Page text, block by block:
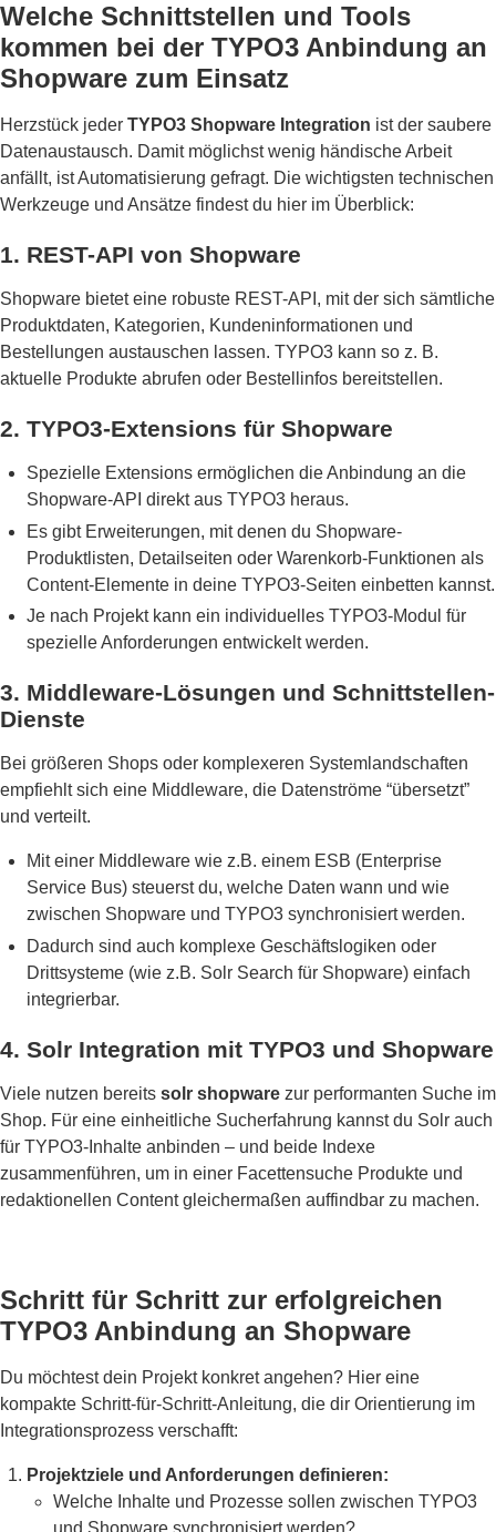
Welche Schnittstellen und Tools
kommen bei der TYPO3 Anbindung an
Shopware zum Einsatz
Herzstück jeder TYPO3 Shopware Integration ist der saubere
Datenaustausch. Damit möglichst wenig händische Arbeit
anfällt, ist Automatisierung gefragt. Die wichtigsten technischen
Werkzeuge und Ansätze findest du hier im Überblick:
1. REST-API von Shopware
Shopware bietet eine robuste REST-API, mit der sich sämtliche
Produktdaten, Kategorien, Kundeninformationen und
Bestellungen austauschen lassen. TYPO3 kann so z. B.
aktuelle Produkte abrufen oder Bestellinfos bereitstellen.
2. TYPO3-Extensions für Shopware
Spezielle Extensions ermöglichen die Anbindung an die
Shopware-API direkt aus TYPO3 heraus.
Es gibt Erweiterungen, mit denen du Shopware-
Produktlisten, Detailseiten oder Warenkorb-Funktionen als
Content-Elemente in deine TYPO3-Seiten einbetten kannst.
Je nach Projekt kann ein individuelles TYPO3-Modul für
spezielle Anforderungen entwickelt werden.
3. Middleware-Lösungen und Schnittstellen-
Dienste
Bei größeren Shops oder komplexeren Systemlandschaften
empfiehlt sich eine Middleware, die Datenströme “übersetzt”
und verteilt.
Mit einer Middleware wie z.B. einem ESB (Enterprise
Service Bus) steuerst du, welche Daten wann und wie
zwischen Shopware und TYPO3 synchronisiert werden.
Dadurch sind auch komplexe Geschäftslogiken oder
Drittsysteme (wie z.B. Solr Search für Shopware) einfach
integrierbar.
4. Solr Integration mit TYPO3 und Shopware
Viele nutzen bereits solr shopware zur performanten Suche im
Shop. Für eine einheitliche Sucherfahrung kannst du Solr auch
für TYPO3-Inhalte anbinden – und beide Indexe
zusammenführen, um in einer Facettensuche Produkte und
redaktionellen Content gleichermaßen auffindbar zu machen.
Schritt für Schritt zur erfolgreichen
TYPO3 Anbindung an Shopware
Du möchtest dein Projekt konkret angehen? Hier eine
kompakte Schritt-für-Schritt-Anleitung, die dir Orientierung im
Integrationsprozess verschafft:
Projektziele und Anforderungen definieren:
Welche Inhalte und Prozesse sollen zwischen TYPO3
und Shopware synchronisiert werden?